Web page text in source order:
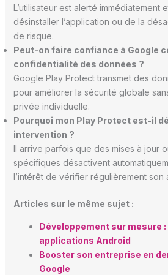
L’utilisateur est alerté immédiatement
désinstaller l’application ou de la
de risque.
Peut-on faire confiance à Google
confidentialité des données ?
Google Play Protect transmet des
pour améliorer la sécurité globale
privée individuelle.
Pourquoi mon Play Protect est-il
intervention ?
Il arrive parfois que des mises à jour
spécifiques désactivent
l’intérêt de vérifier régulièrement son
Articles sur le même sujet :
Développement sur mesure
applications Android
Booster son entreprise en
Google